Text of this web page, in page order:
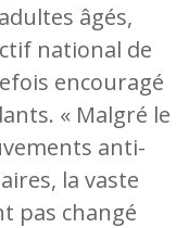
âgés,
national de
encouragé
« Malgré le
anti-
la vaste
pas changé